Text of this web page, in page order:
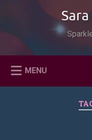
MENU